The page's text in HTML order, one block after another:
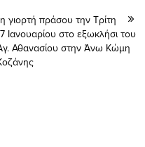
γιορτή πράσου την Τρίτη
Ιανουαρίου στο εξωκλήσι του
Αθανασίου στην Άνω Κώμη